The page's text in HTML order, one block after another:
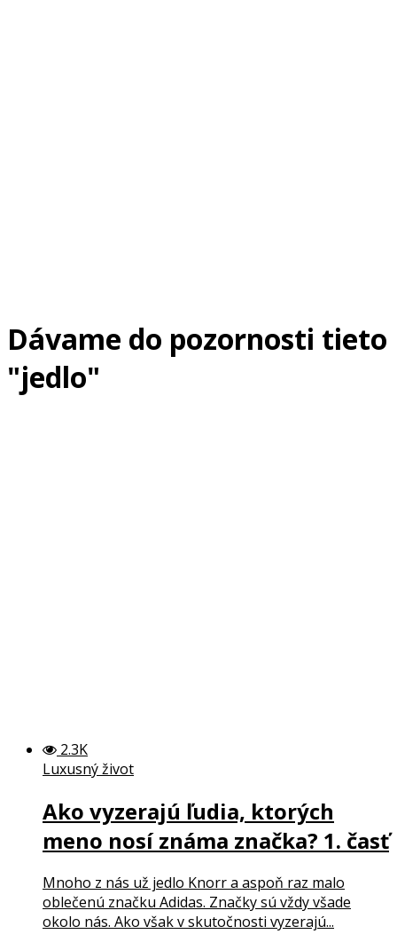
Dávame do pozornosti tieto
"jedlo"
2.3K
Luxusný život
Ako vyzerajú ľudia, ktorých
meno nosí známa značka? 1. časť
Mnoho z nás už jedlo Knorr a aspoň raz malo
oblečenú značku Adidas. Značky sú vždy všade
okolo nás. Ako však v skutočnosti vyzerajú...